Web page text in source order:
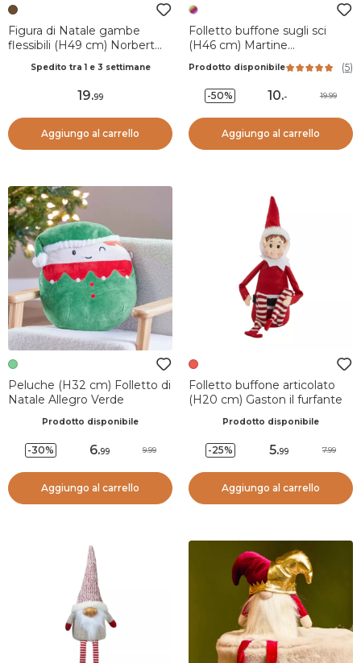
Figura di Natale gambe
flessibili (H49 cm) Norbert
Marrone chiaro
Spedito tra 1 e 3 settimane
19.99
Aggiungo al carrello
Folletto buffone sugli sci
(H46 cm) Martine
Prodotto disponibile (5)
-50% 10.- 19.99
Aggiungo al carrello
Peluche (H32 cm) Folletto di
Natale Allegro Verde
Prodotto disponibile
-30% 6.99 9.99
Aggiungo al carrello
Folletto buffone articolato
(H20 cm) Gaston il furfante
Prodotto disponibile
-25% 5.99 7.99
Aggiungo al carrello